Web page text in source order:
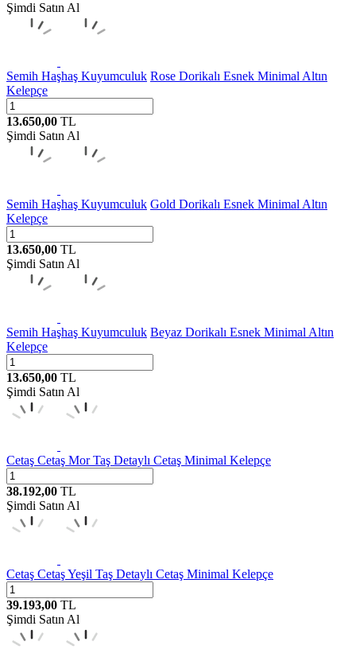
Şimdi Satın Al
Semih Haşhaş Kuyumculuk Rose Dorikalı Esnek Minimal Altın
Kelepçe
13.650,00 TL
Şimdi Satın Al
Semih Haşhaş Kuyumculuk Gold Dorikalı Esnek Minimal Altın
Kelepçe
13.650,00 TL
Şimdi Satın Al
Semih Haşhaş Kuyumculuk Beyaz Dorikalı Esnek Minimal Altın
Kelepçe
13.650,00 TL
Şimdi Satın Al
Cetaş Cetaş Mor Taş Detaylı Cetaş Minimal Kelepçe
38.192,00 TL
Şimdi Satın Al
Cetaş Cetaş Yeşil Taş Detaylı Cetaş Minimal Kelepçe
39.193,00 TL
Şimdi Satın Al